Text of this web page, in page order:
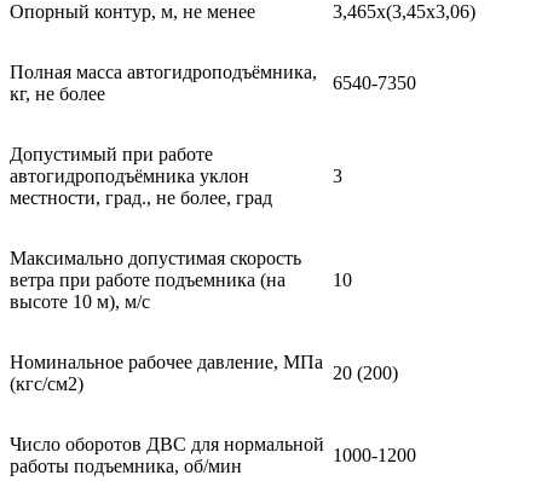
Опорный контур, м, не менее 3,465х(3,45х3,06)
Полная масса автогидроподъёмника,
кг, не более
6540-7350
Допустимый при работе
автогидроподъёмника уклон
местности, град., не более, град
3
Максимально допустимая скорость
ветра при работе подъемника (на
высоте 10 м), м/с
10
Номинальное рабочее давление, МПа
(кгс/см2)
20 (200)
Число оборотов ДВС для нормальной
работы подъемника, об/мин
1000-1200